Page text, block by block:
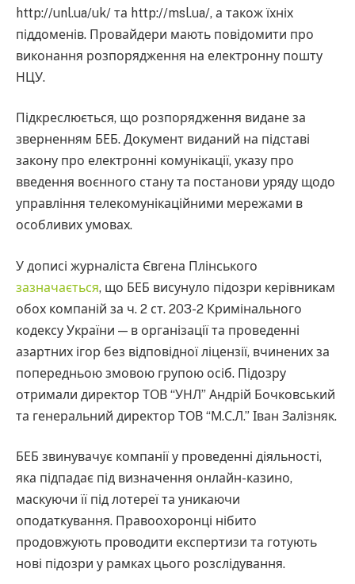
http://unl.ua/uk/ та http://msl.ua/, а також їхніх
піддоменів. Провайдери мають повідомити про
виконання розпорядження на електронну пошту
НЦУ.
Підкреслюється, що розпорядження видане за
зверненням БЕБ. Документ виданий на підставі
закону про електронні комунікації, указу про
введення воєнного стану та постанови уряду щодо
управління телекомунікаційними мережами в
особливих умовах.
У дописі журналіста Євгена Плінського
зазначається, що БЕБ висунуло підозри керівникам
обох компаній за ч. 2 ст. 203-2 Кримінального
кодексу України — в організації та проведенні
азартних ігор без відповідної ліцензії, вчинених за
попередньою змовою групою осіб. Підозру
отримали директор ТОВ “УНЛ” Андрій Бочковський
та генеральний директор ТОВ “М.С.Л.” Іван Залізняк.
БЕБ звинувачує компанії у проведенні діяльності,
яка підпадає під визначення онлайн-казино,
маскуючи її під лотереї та уникаючи
оподаткування. Правоохоронці нібито
продовжують проводити експертизи та готують
нові підозри у рамках цього розслідування.